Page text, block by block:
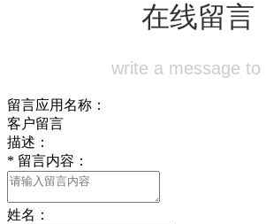
在线留言
write a message to
留言应用名称：
客户留言
描述：
* 留言内容：
姓名：